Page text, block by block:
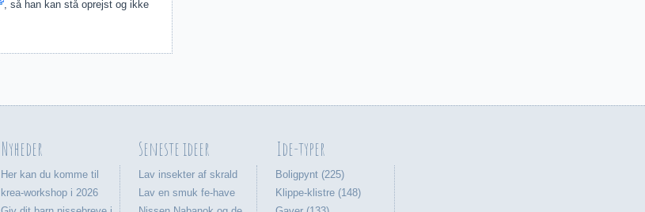
, så han kan stå oprejst og ikke
Nyheder
Her kan du komme til
krea-workshop i 2026
Seneste ideer
Lav insekter af skrald
Lav en smuk fe-have
Ide-typer
Boligpynt (225)
Klippe-klistre (148)